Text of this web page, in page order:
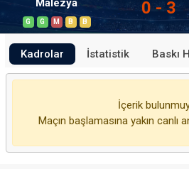
Malezya
G G M B B
0 - 3
Kadrolar İstatistik Baskı
İçerik
Maçın başlamasına yakın canlı